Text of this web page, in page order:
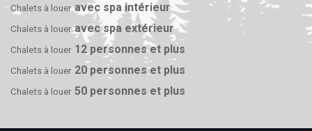
Chalets à louer avec spa intérieur
Chalets à louer avec spa extérieur
Chalets à louer 12 personnes et plus
Chalets à louer 20 personnes et plus
Chalets à louer 50 personnes et plus